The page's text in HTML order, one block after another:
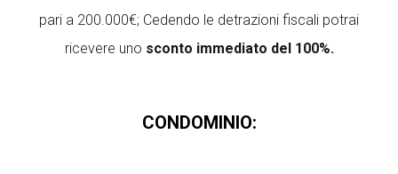
pari a 200.000€; Cedendo le detrazioni fiscali potrai
ricevere uno sconto immediato del 100%.
CONDOMINIO: